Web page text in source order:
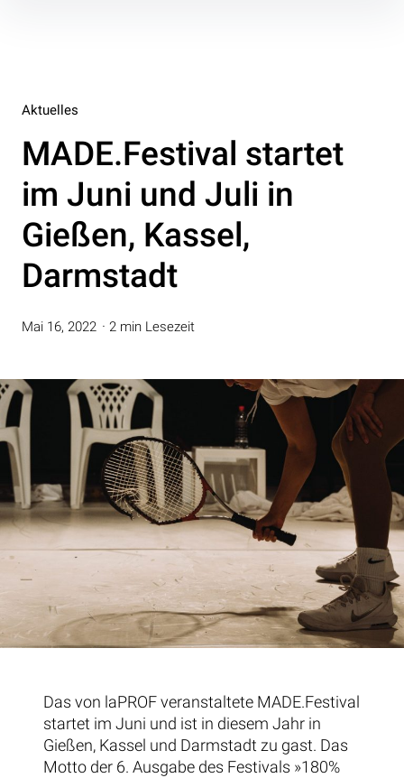
Aktuelles
MADE.Festival startet
im Juni und Juli in
Gießen, Kassel,
Darmstadt
Mai 16, 2022 2 min Lesezeit
Das von laPROF veranstaltete MADE.Festival
startet im Juni und ist in diesem Jahr in
Gießen, Kassel und Darmstadt zu gast. Das
Motto der 6. Ausgabe des Festivals »180%